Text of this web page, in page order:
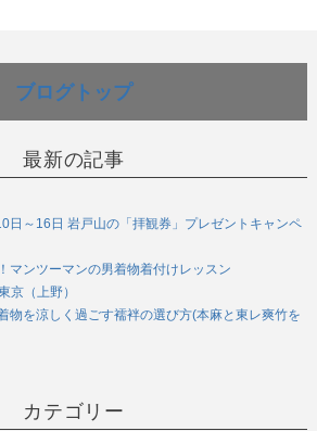
ブログトップ
最新の記事
日～16日 岩戸山の「拝観券」プレゼントキャンペ
マンツーマンの男着物着付けレッスン
京（上野）
物を涼しく過ごす襦袢の選び方(本麻と東レ爽竹を
カテゴリー